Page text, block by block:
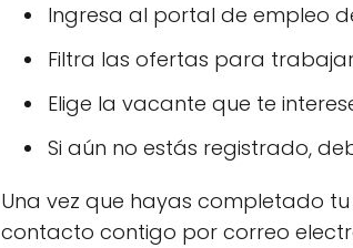
Ingresa al portal de empleo
Filtra las ofertas para
Elige la vacante que te
Si aún no estás registrado,
Una vez que hayas completado
contacto contigo por correo